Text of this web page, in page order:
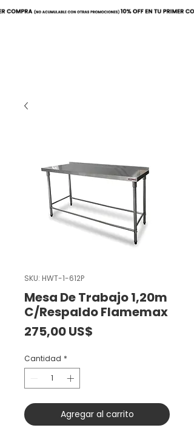
SKU: HWT-1-612P
Mesa De Trabajo 1,20m
C/Respaldo Flamemax
275,00 US$
Cantidad *
Agregar al carrito